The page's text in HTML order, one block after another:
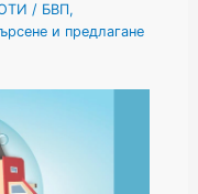
/ БВП,
и предлагане